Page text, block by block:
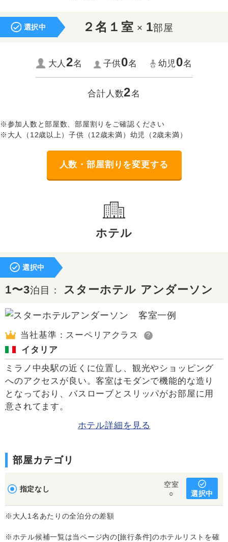
選択中 ２名１室 × 1部屋
大人2名 子供0名 幼児0名
合計人数2名
※参加人数と部屋数、部屋割りをご確認ください
※大人（12歳以上）子供（12歳未満）幼児（2歳未満）
人数・部屋割りを変更する
ホテル
選択中
1〜3泊目： スターホテル アンダーソン
当社基準：スーペリアクラス ?
イタリア
ミラノ中央駅の近くに位置し、観光やショッピング
へのアクセスが良い。客室はモダンで機能的な造り
となっており、バスローブとスリッパがお部屋に用
意されてます。
ホテル詳細を見る
部屋カテゴリ
指定なし
空室
○
選択中
※大人1名あたりの全泊分の差額
※ホテル候補一覧は当ページ内の[旅行条件]のホテルリストを確